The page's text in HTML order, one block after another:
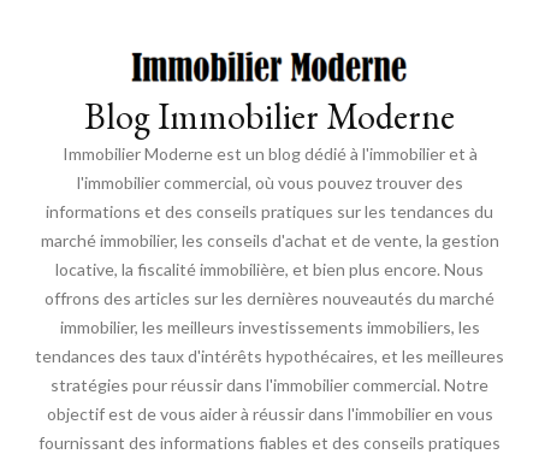
Blog Immobilier Moderne
Immobilier Moderne est un blog dédié à l'immobilier et à
l'immobilier commercial, où vous pouvez trouver des
informations et des conseils pratiques sur les tendances du
marché immobilier, les conseils d'achat et de vente, la gestion
locative, la fiscalité immobilière, et bien plus encore. Nous
offrons des articles sur les dernières nouveautés du marché
immobilier, les meilleurs investissements immobiliers, les
tendances des taux d'intérêts hypothécaires, et les meilleures
stratégies pour réussir dans l'immobilier commercial. Notre
objectif est de vous aider à réussir dans l'immobilier en vous
fournissant des informations fiables et des conseils pratiques